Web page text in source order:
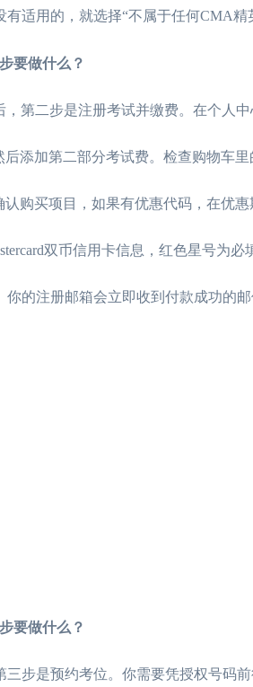
有适用的，就选择“不属于任何CMA精
要做什么？
第二步是注册考试并缴费。在个人
后添加第二部分考试费。检查购物车
认购买项目，如果有优惠代码，在优
双币信用卡信息，红色星号为
你的注册邮箱会立即收到付款成功的
要做什么？
三步是预约考位。你需要凭授权号码